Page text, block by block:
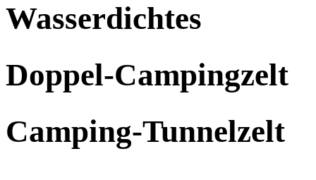
Wasserdichtes
Doppel-Campingzelt
Camping-Tunnelzelt